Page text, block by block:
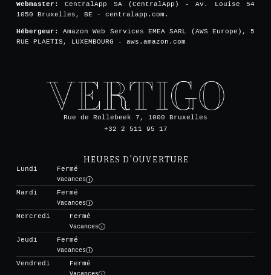
Webmaster:CentralApp SA (CentralApp) - Av. Louise 54
1050 Bruxelles, BE - centralapp.com.
Hébergeur:Amazon Web Services EMEA SARL (AWS Europe), 5
RUE PLAETIS, LUXEMBOURG - aws.amazon.com
Rue de Rollebeek 7, 1000 Bruxelles
+32 2 511 95 17
HEURES D'OUVERTURE
Lundi
Fermé
Vacances
Mardi
Fermé
Vacances
Mercredi
Fermé
Vacances
Jeudi
Fermé
Vacances
Vendredi
Fermé